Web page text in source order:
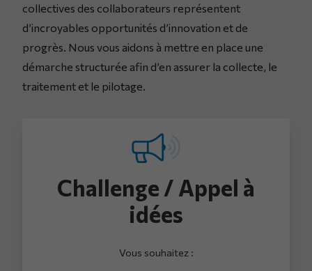
collectives des collaborateurs représentent
d’incroyables opportunités d’innovation et de
progrès. Nous vous aidons à mettre en place une
démarche structurée afin d’en assurer la collecte, le
traitement et le pilotage.
Challenge / Appel à
idées
Vous souhaitez :